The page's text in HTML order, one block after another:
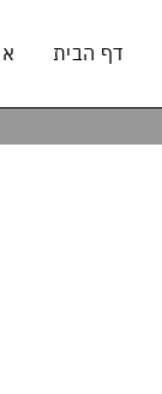
דף הבית